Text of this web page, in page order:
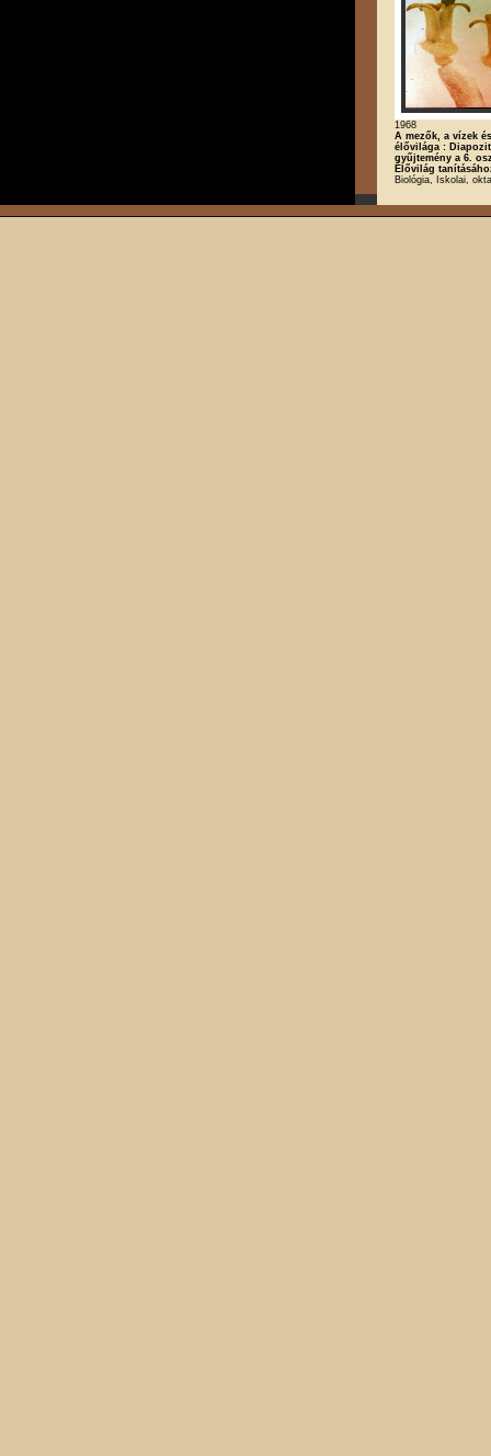
1968
A mezők, a vízek
élővilága :
gyűjtemény a 6.
Élővilág
Biológia, Iskolai,